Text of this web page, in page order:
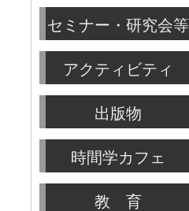
セミナー・研究会等
アクティビティ
出版物
時間学カフェ
教 育